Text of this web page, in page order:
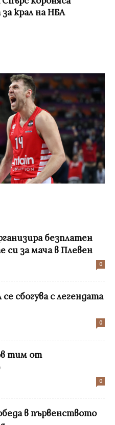
крал на НБА
безплатен
за мача в Плевен
0
сбогува с легендата
0
тим от
0
в първенството